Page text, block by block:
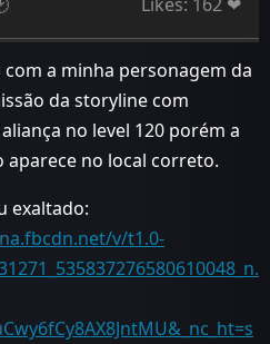
a minha personagem da
da storyline com
no level 120 porém a
aparece no local correto.
exaltado:
v/t1.0-